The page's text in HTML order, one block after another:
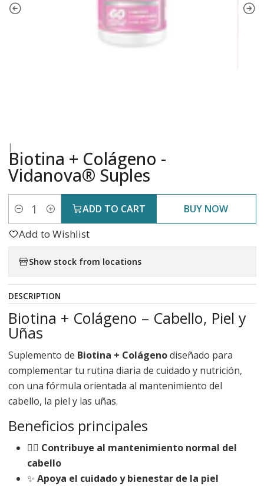
|
Biotina + Colágeno -
Vidanova® Suples
Quantity ADD TO CART BUY NOW
Add to Wishlist
Show stock from locations
DESCRIPTION
Biotina + Colágeno – Cabello, Piel y
Uñas
Suplemento de Biotina + Colágenodiseñado para
complementar tu rutina diaria de cuidado y nutrición,
con una fórmula orientada al mantenimiento del
cabello, la piel y las uñas.
Beneficios principales
💇‍♀️ Contribuye al mantenimiento normal del
cabello
✨ Apoya el cuidado y bienestar de la piel